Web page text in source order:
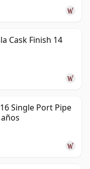
Cask Finish 14
Single Port Pipe